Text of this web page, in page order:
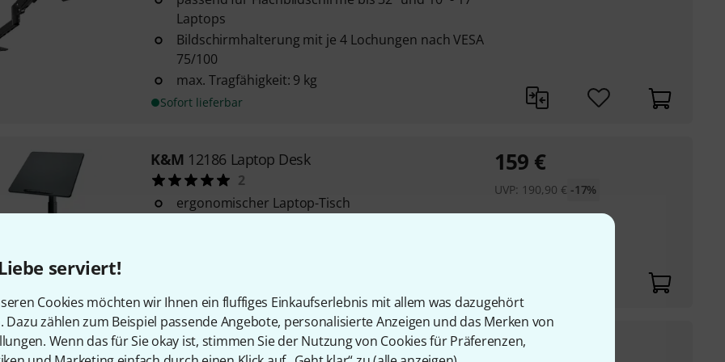
serviert!
Cookies möchten wir Ihnen ein fluffiges Einkaufserlebnis mit allem was dazugehört
Dazu zählen zum Beispiel passende Angebote, personalisierte Anzeigen und das Merken von
Wenn das für Sie okay ist, stimmen Sie der Nutzung von Cookies für Präferenzen,
Laptops
Bildschirmhalterung mit je 4 Lochungen nach VESA
75/100
max. Tragfähigkeit: 9 kg
Sofort lieferbar
K&M 12186 Laptop Desk
2
ergonomischer Laptop-Tisch
159 €
UVP: 190,90 € -17%
K&M12162 Ablage 58€